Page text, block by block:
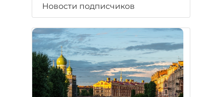
Новости подписчиков